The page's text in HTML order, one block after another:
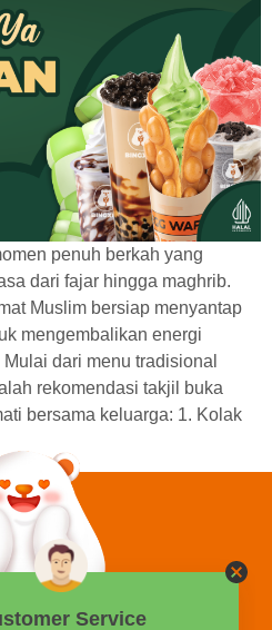
penuh berkah yang
dari fajar hingga maghrib.
Muslim bersiap menyantap
mengembalikan energi
dari menu tradisional
rekomendasi takjil buka
bersama keluarga: 1. Kolak